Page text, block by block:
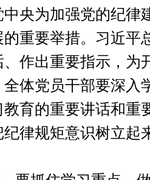
央为加强党的纪律
重要举措。习近平
作出重要指示，为
全体党员干部要深入
教育的重要讲话和重
律规矩意识树立起